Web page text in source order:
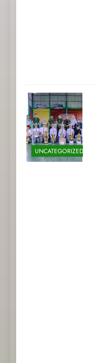
UNCATEGORIZED